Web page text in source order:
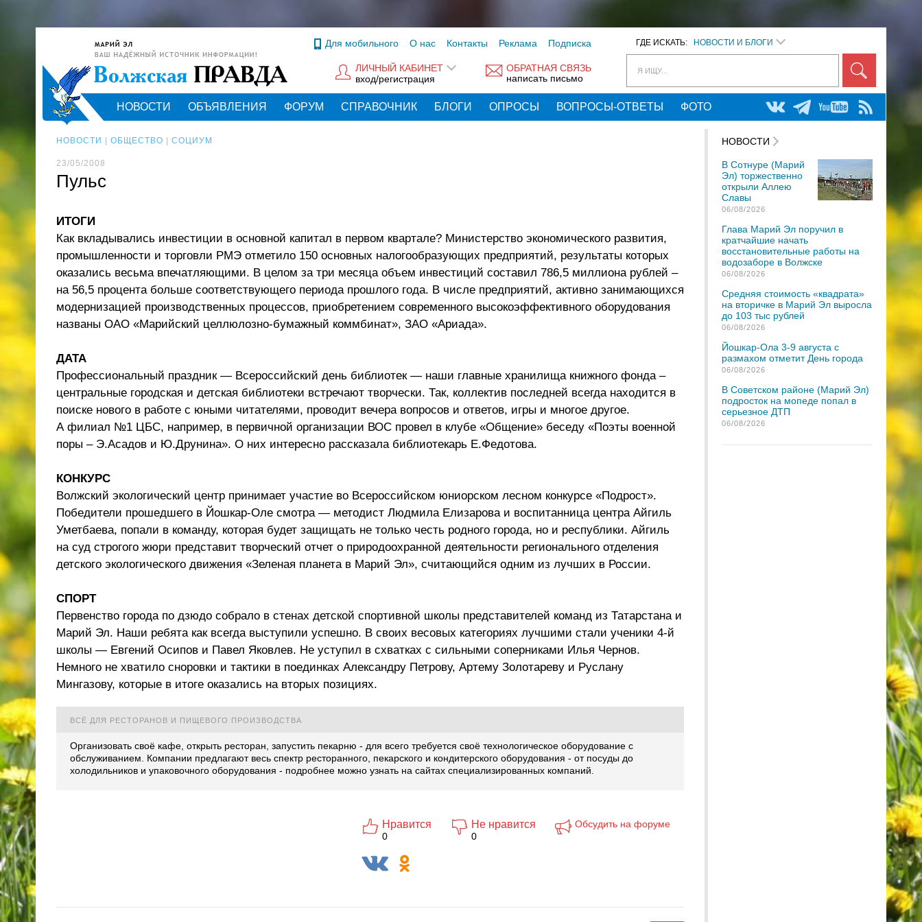
ГДЕ ИСКАТЬ: НОВОСТИ И БЛОГИ
Я ИЩУ...
Для мобильного О нас Контакты Реклама Подписка
ОБРАТНАЯ СВЯЗЬ
написать письмо
ЛИЧНЫЙ КАБИНЕТ
вход/регистрация
НОВОСТИ ОБЪЯВЛЕНИЯ ФОРУМ СПРАВОЧНИК БЛОГИ ОПРОСЫ ВОПРОСЫ-ОТВЕТЫ ФОТО
НОВОСТИ ОБЩЕСТВО СОЦИУМ
23/05/2008
Пульс
ИТОГИ
Как вкладывались инвестиции в основной капитал в первом квартале? Министерство экономического развития,
промышленности и торговли РМЭ отметило 150 основных налогообразующих предприятий, результаты которых
оказались весьма впечатляющими. В целом за три месяца объем инвестиций составил 786,5 миллиона рублей –
на 56,5 процента больше соответствующего периода прошлого года. В числе предприятий, активно занимающихся
модернизацией производственных процессов, приобретением современного высокоэффективного оборудования
названы ОАО «Марийский целлюлозно-бумажный коммбинат», ЗАО «Ариада».
ДАТА
Профессиональный праздник — Всероссийский день библиотек — наши главные хранилища книжного фонда –
центральные городская и детская библиотеки встречают творчески. Так, коллектив последней всегда находится в
поиске нового в работе с юными читателями, проводит вечера вопросов и ответов, игры и многое другое.
А филиал №1 ЦБС, например, в первичной организации ВОС провел в клубе «Общение» беседу «Поэты военной
поры – Э.Асадов и Ю.Друнина». О них интересно рассказала библиотекарь Е.Федотова.
КОНКУРС
Волжский экологический центр принимает участие во Всероссийском юниорском лесном конкурсе «Подрост».
Победители прошедшего в Йошкар-Оле смотра — методист Людмила Елизарова и воспитанница центра Айгиль
Уметбаева, попали в команду, которая будет защищать не только честь родного города, но и республики. Айгиль
на суд строгого жюри представит творческий отчет о природоохранной деятельности регионального отделения
детского экологического движения «Зеленая планета в Марий Эл», считающийся одним из лучших в России.
СПОРТ
Первенство города по дзюдо собрало в стенах детской спортивной школы представителей команд из Татарстана и
Марий Эл. Наши ребята как всегда выступили успешно. В своих весовых категориях лучшими стали ученики 4-й
школы — Евгений Осипов и Павел Яковлев. Не уступил в схватках с сильными соперниками Илья Чернов.
Немного не хватило сноровки и тактики в поединках Александру Петрову, Артему Золотареву и Руслану
Мингазову, которые в итоге оказались на вторых позициях.
ВСЁ ДЛЯ РЕСТОРАНОВ И ПИЩЕВОГО ПРОИЗВОДСТВА
Организовать своё кафе, открыть ресторан, запустить пекарню - для всего требуется своё технологическое оборудование с
обслуживанием. Компании предлагают весь спектр ресторанного, пекарского и кондитерского оборудования - от посуды до
холодильников и упаковочного оборудования - подробнее можно узнать на сайтах специализированных компаний.
Нравится
0
Не нравится
0
Обсудить на форуме
НОВОСТИ
В Сотнуре (Марий
Эл) торжественно
открыли Аллею
Славы
06/08/2026
Глава Марий Эл поручил в
кратчайшие начать
восстановительные работы на
водозаборе в Волжске
06/08/2026
Средняя стоимость «квадрата»
на вторичке в Марий Эл выросла
до 103 тыс рублей
06/08/2026
Йошкар-Ола 3-9 августа с
размахом отметит День города
06/08/2026
В Советском районе (Марий Эл)
подросток на мопеде попал в
серьезное ДТП
06/08/2026